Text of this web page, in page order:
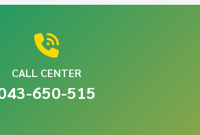
CALL CENTER
650-515